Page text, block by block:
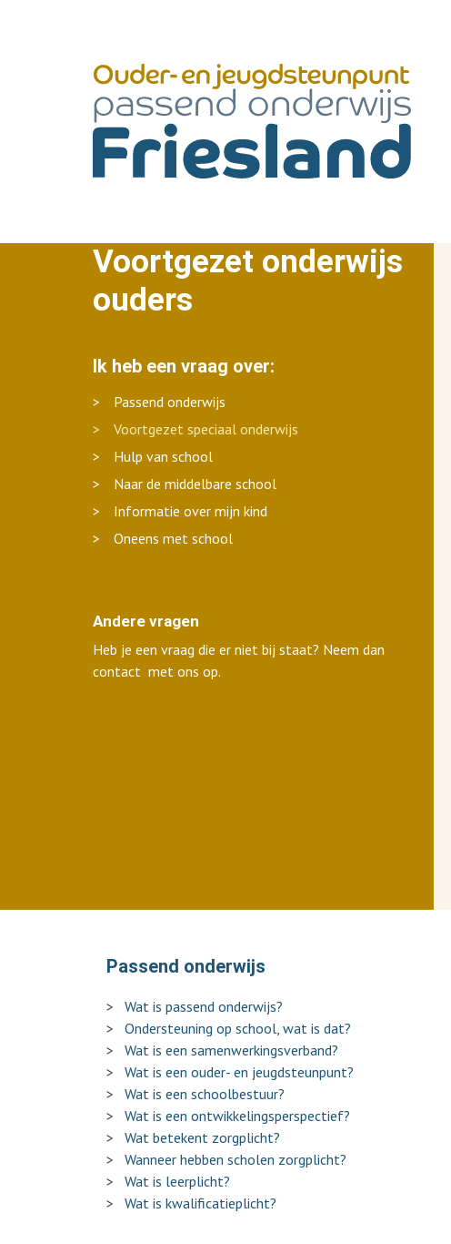
Voortgezet onderwijs
ouders
Ik heb een vraag over:
Passend onderwijs
Voortgezet speciaal onderwijs
Hulp van school
Naar de middelbare school
Informatie over mijn kind
Oneens met school
Andere vragen
Heb je een vraag die er niet bij staat? Neem dan
contact met ons op.
Passend onderwijs
Wat is passend onderwijs?
Ondersteuning op school, wat is dat?
Wat is een samenwerkingsverband?
Wat is een ouder- en jeugdsteunpunt?
Wat is een schoolbestuur?
Wat is een ontwikkelingsperspectief?
Wat betekent zorgplicht?
Wanneer hebben scholen zorgplicht?
Wat is leerplicht?
Wat is kwalificatieplicht?